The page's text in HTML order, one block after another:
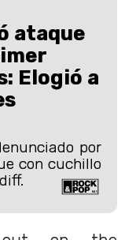
ataque
Elogió a
por
con cuchillo